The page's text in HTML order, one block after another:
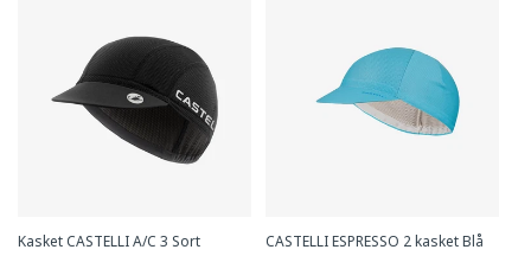
Kasket CASTELLI A/C 3 Sort CASTELLI ESPRESSO 2 kasket Blå